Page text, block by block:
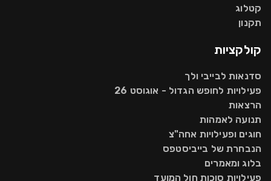
קטלוג
תקנון
קולקציות
סדנאות לבייבי ולך
פעילויות לחופש הגדול - אוגוסט 26
הרצאות
תנועה לאמהות
חוגים ופעילויות אחה"צ
הנבחרת של בייביסטפס
בלוג ומאמרים
פעילויות סוכות חול המועד